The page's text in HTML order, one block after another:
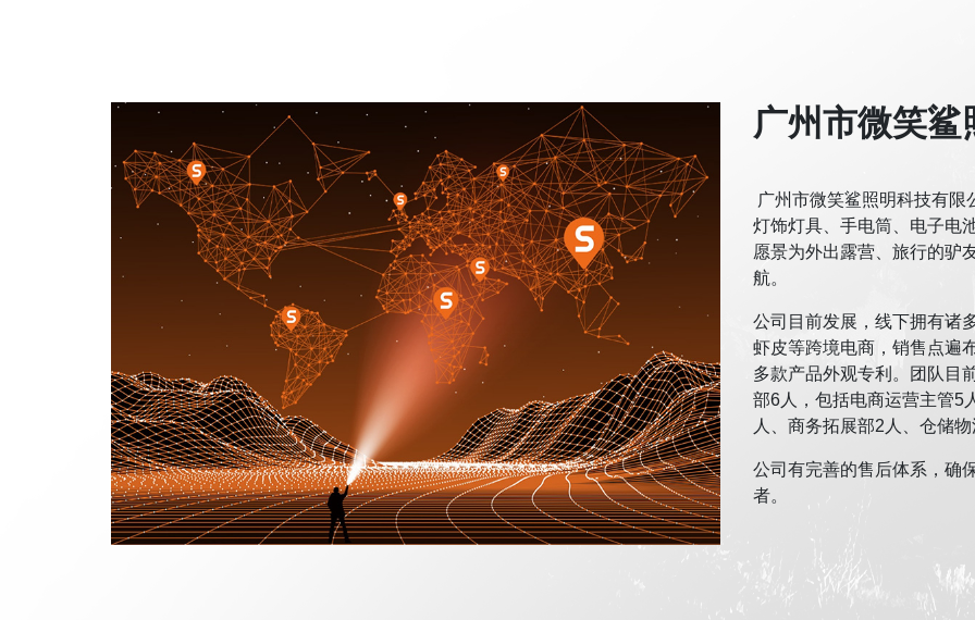
广州市微笑
广州市微笑鲨照明科技有
灯饰灯具、手电筒、电子电
愿景为外出露营、旅行的驴
航。
公司目前发展，线下拥有诸
虾皮等跨境电商，销售点遍
多款产品外观专利。团队目
部6人，包括电商运营主管5
人、商务拓展部2人、仓储
公司有完善的售后体系，确
者。